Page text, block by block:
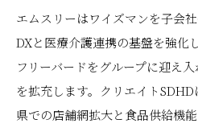
エムスリーはワイズマンを子会
DXと医療介護連携の基盤を強化
フリーバードをグループに迎え
を拡充します。クリエイト
県での店舗網拡大と食品供給機能